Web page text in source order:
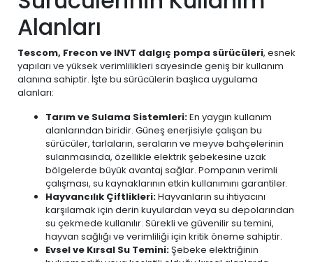
Alanları
Tescom, Frecon ve INVT dalgıç pompa sürücüleri, esnek
yapıları ve yüksek verimlilikleri sayesinde geniş bir kullanım
alanına sahiptir. İşte bu sürücülerin başlıca uygulama
alanları:
Tarım ve Sulama Sistemleri:En yaygın kullanım
alanlarından biridir. Güneş enerjisiyle çalışan bu
sürücüler, tarlaların, seraların ve meyve bahçelerinin
sulanmasında, özellikle elektrik şebekesine uzak
bölgelerde büyük avantaj sağlar. Pompanın verimli
çalışması, su kaynaklarının etkin kullanımını garantiler.
Hayvancılık Çiftlikleri:Hayvanların su ihtiyacını
karşılamak için derin kuyulardan veya su depolarından
su çekmede kullanılır. Sürekli ve güvenilir su temini,
hayvan sağlığı ve verimliliği için kritik öneme sahiptir.
Evsel ve Kırsal Su Temini:Şebeke elektriğinin